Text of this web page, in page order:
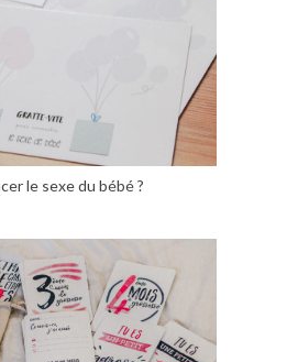
le sexe du bébé ?